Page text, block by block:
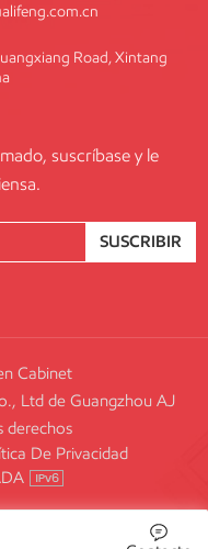
Road, Xintang
suscríbase y le
SUSCRIBIR
Cabinet
Ltd de Guangzhou AJ
derechos
De Privacidad